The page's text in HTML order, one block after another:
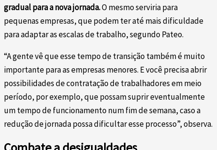
gradual para a nova jornada.O mesmo serviria para
pequenas empresas, que podem ter até mais dificuldade
para adaptar as escalas de trabalho, segundo Pateo.
“A gente vê que esse tempo de transição também é muito
importante para as empresas menores. E você precisa abrir
possibilidades de contratação de trabalhadores em meio
período, por exemplo, que possam suprir eventualmente
um tempo de funcionamento num fim de semana, caso a
redução de jornada possa dificultar esse processo”, observa.